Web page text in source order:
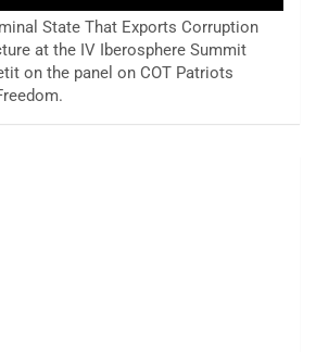
State That Exports Corruption
at the IV Iberosphere Summit
on the panel on COT Patriots